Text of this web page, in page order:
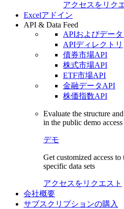
アクセスをリク
Excelアドイン
API & Data Feed
APIおよびデー
APIディレクトリ
債券市場API
株式市場API
ETF市場API
金融データAPI
株価指数API
Evaluate the structure
in the public demo access
デモ
Get customized access to
specific data sets
アクセスをリクエスト
会社概要
サブスクリプションの購入